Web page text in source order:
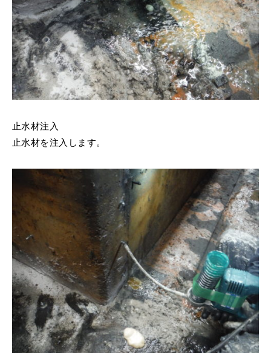
止水材注入
止水材を注入します。